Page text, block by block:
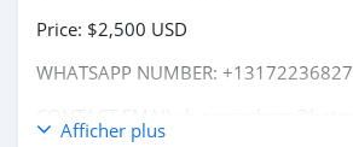
Price: $2,500 USD
WHATSAPP NUMBER: +13172236827
Afficher plus